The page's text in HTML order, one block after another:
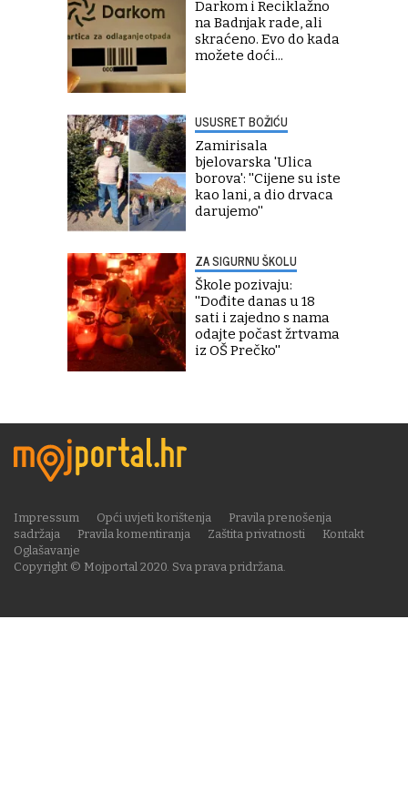
Darkom i Reciklažno
na Badnjak rade, ali
skraćeno. Evo do kada
možete doći...
USUSRET BOŽIĆU
Zamirisala
bjelovarska 'Ulica
borova': ''Cijene su iste
kao lani, a dio drvaca
darujemo''
ZA SIGURNU ŠKOLU
Škole pozivaju:
''Dođite danas u 18
sati i zajedno s nama
odajte počast žrtvama
iz OŠ Prečko''
Copyright © Mojportal 2020. Sva prava pridržana.
Impressum Opći uvjeti korištenja
Pravila prenošenja
sadržaja
Pravila komentiranja Zaštita privatnosti
Kontakt
Oglašavanje